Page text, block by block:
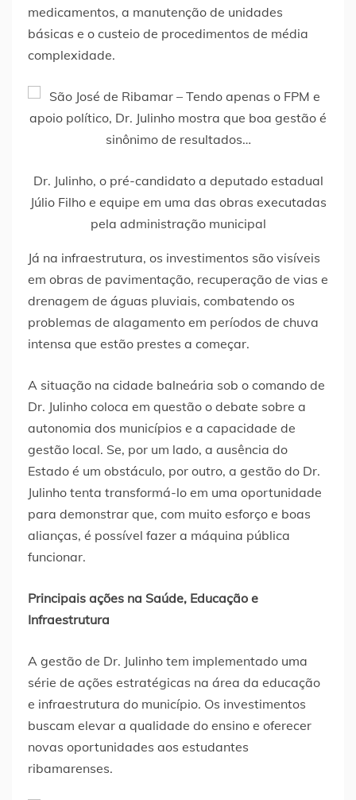
medicamentos, a manutenção de unidades
básicas e o custeio de procedimentos de média
complexidade.
Dr. Julinho, o pré-candidato a deputado estadual
Júlio Filho e equipe em uma das obras executadas
pela administração municipal
Já na infraestrutura, os investimentos são visíveis
em obras de pavimentação, recuperação de vias e
drenagem de águas pluviais, combatendo os
problemas de alagamento em períodos de chuva
intensa que estão prestes a começar.
A situação na cidade balneária sob o comando de
Dr. Julinho coloca em questão o debate sobre a
autonomia dos municípios e a capacidade de
gestão local. Se, por um lado, a ausência do
Estado é um obstáculo, por outro, a gestão do Dr.
Julinho tenta transformá-lo em uma oportunidade
para demonstrar que, com muito esforço e boas
alianças, é possível fazer a máquina pública
funcionar.
Principais ações na Saúde, Educação e
Infraestrutura
A gestão de Dr. Julinho tem implementado uma
série de ações estratégicas na área da educação
e infraestrutura do município. Os investimentos
buscam elevar a qualidade do ensino e oferecer
novas oportunidades aos estudantes
ribamarenses.